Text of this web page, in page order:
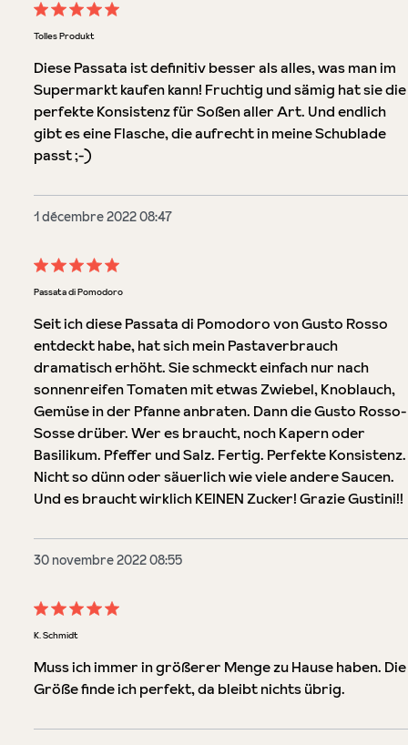
Évaluation avec une note de 5 sur 5 étoiles
Tolles Produkt
Diese Passata ist definitiv besser als alles, was man im
Supermarkt kaufen kann! Fruchtig und sämig hat sie die
perfekte Konsistenz für Soßen aller Art. Und endlich
gibt es eine Flasche, die aufrecht in meine Schublade
passt ;-)
1 décembre 2022 08:47
Évaluation avec une note de 5 sur 5 étoiles
Passata di Pomodoro
Seit ich diese Passata di Pomodoro von Gusto Rosso
entdeckt habe, hat sich mein Pastaverbrauch
dramatisch erhöht. Sie schmeckt einfach nur nach
sonnenreifen Tomaten mit etwas Zwiebel, Knoblauch,
Gemüse in der Pfanne anbraten. Dann die Gusto Rosso-
Sosse drüber. Wer es braucht, noch Kapern oder
Basilikum. Pfeffer und Salz. Fertig. Perfekte Konsistenz.
Nicht so dünn oder säuerlich wie viele andere Saucen.
Und es braucht wirklich KEINEN Zucker! Grazie Gustini!!
30 novembre 2022 08:55
Évaluation avec une note de 5 sur 5 étoiles
K. Schmidt
Muss ich immer in größerer Menge zu Hause haben. Die
Größe finde ich perfekt, da bleibt nichts übrig.